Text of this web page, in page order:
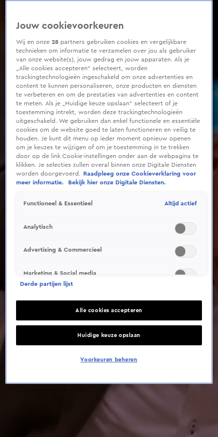
of
Jouw cookievoorkeuren
Wij en onze28 partners gebruiken cookies en vergelijkbare
technieken om informatie te verzamelen over jou als gebruiker
van onze website(s), jouw gedrag en jouw apparaten. Als je
„Alle cookies accepteren” selecteert, worden
trackingtechnologieën ingeschakeld om onze advertenties en
content te kunnen personaliseren, onze producten en diensten
te verbeteren en om de prestaties van advertenties en content
te meten. Als je „Huidige keuze opslaan” selecteert of je
toestemming intrekt, worden deze trackingtechnologieën
uitgeschakeld. We gebruiken dan enkel functionele en essentiële
cookies om de website goed te laten functioneren en veilig te
houden. Je kunt dit menu op ieder moment opnieuw openen
om je keuzes te wijzigen of om je toestemming in te trekken
door op de link Cookie-instellingen onder aan de webpagina te
klikken. Je selecties zullen overal binnen onze Digitale Diensten
worden doorgevoerd.
Raadpleeg onze Cookieverklaring voor
meer informatie.
Bekijk hier onze Digitale Diensten.
Functioneel & Essentieel Altijd actief
Analytisch
Advertising & Commercieel
Marketing & Social media
Derde partijen lijst
Alle cookies accepteren
Huidige keuze opslaan
Voorkeuren beheren